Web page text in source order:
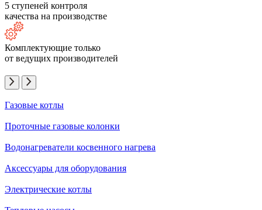
5 ступеней контроля
качества на производстве
Комплектующие только
от ведущих производителей
Газовые котлы
Проточные газовые колонки
Водонагреватели косвенного нагрева
Аксессуары для оборудования
Электрические котлы